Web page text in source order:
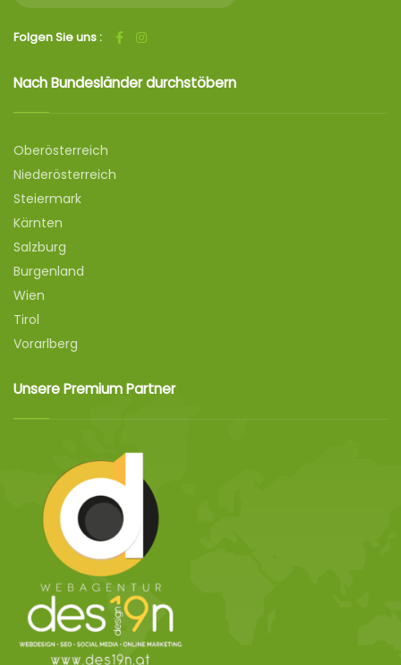
Folgen Sie uns :
Nach Bundesländer durchstöbern
Oberösterreich
Niederösterreich
Steiermark
Kärnten
Salzburg
Burgenland
Wien
Tirol
Vorarlberg
Unsere Premium Partner